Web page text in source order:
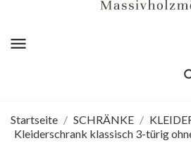
menu
Startseite SCHRÄNKE
Kleiderschrank klassisch 3-türig